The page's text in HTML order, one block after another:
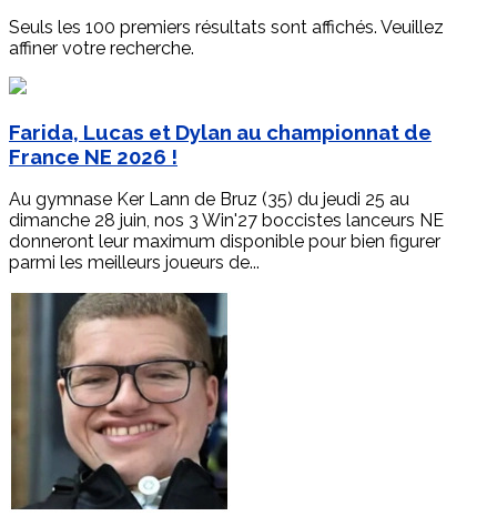
Seuls les 100 premiers résultats sont affichés. Veuillez
affiner votre recherche.
Farida, Lucas et Dylan au championnat de
France NE 2026 !
Au gymnase Ker Lann de Bruz (35) du jeudi 25 au
dimanche 28 juin, nos 3 Win'27 boccistes lanceurs NE
donneront leur maximum disponible pour bien figurer
parmi les meilleurs joueurs de...